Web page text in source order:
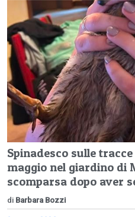
Spinadesco sulle
maggio nel giardino di
scomparsa dopo aver
di Barbara Bozzi